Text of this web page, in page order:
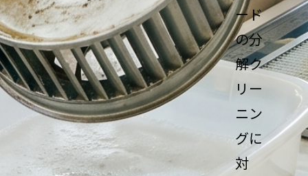
ード
の分
解ク
リー
ニン
グに
対